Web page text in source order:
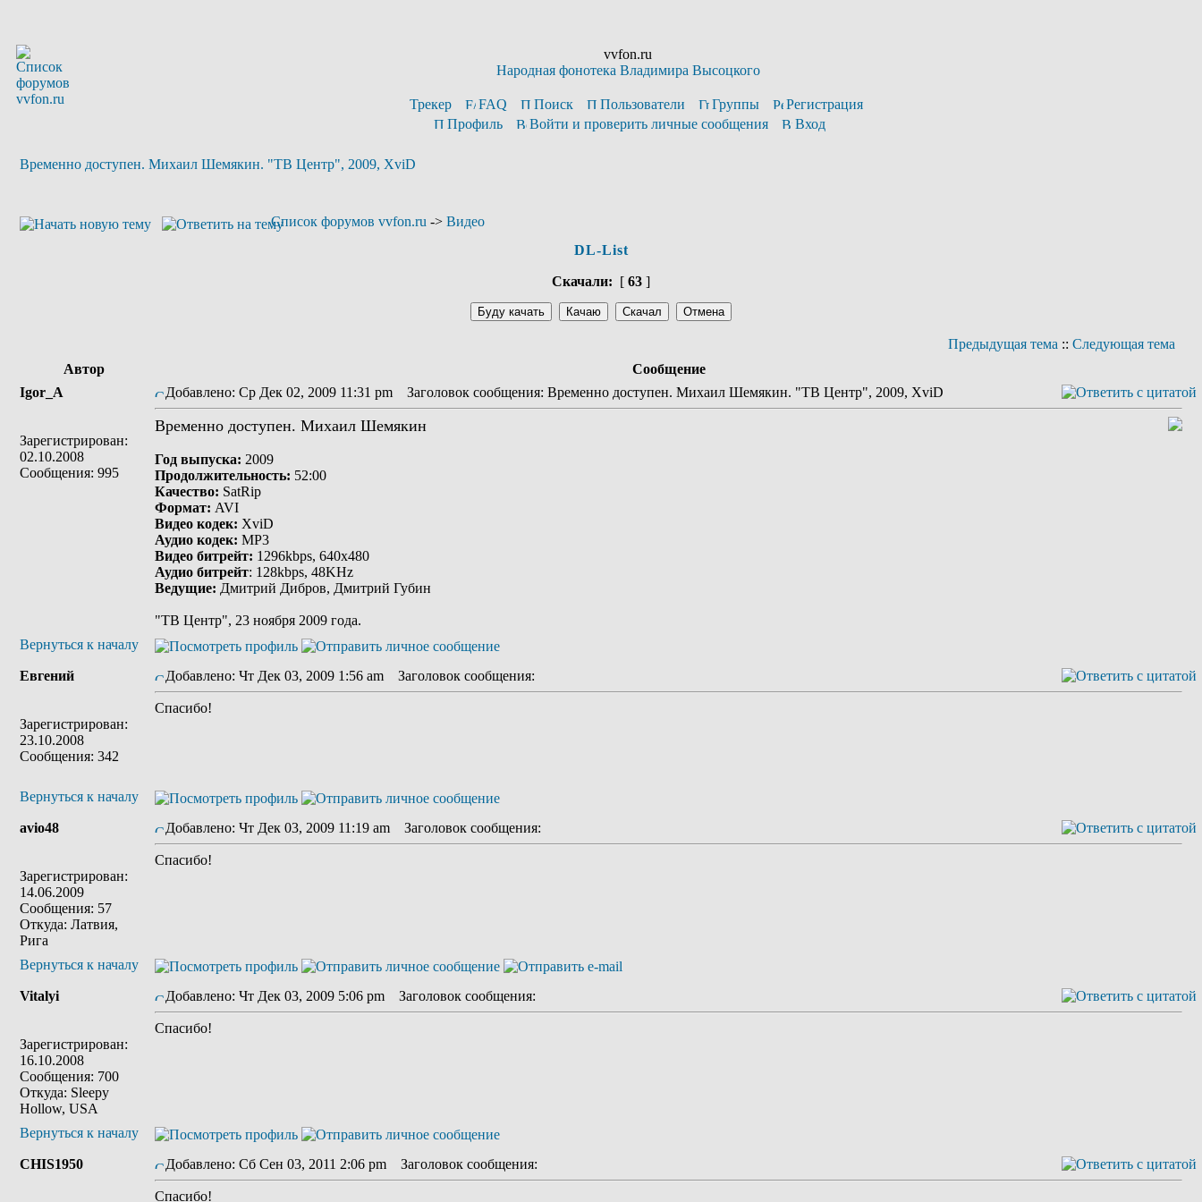
vvfon.ru
Народная фонотека Владимира Высоцкого
Трекер FAQ Поиск Пользователи Группы
Регистрация
Профиль
Войти и проверить личные сообщения Вход
Временно доступен. Михаил Шемякин. "ТВ Центр", 2009, XviD
Список форумов vvfon.ru -> Видео
DL-List
Скачали: [ 63 ]
Предыдущая тема :: Следующая тема
Автор
Сообщение
Igor_A
Зарегистрирован:
02.10.2008
Сообщения: 995
Добавлено: Ср Дек 02, 2009 11:31 pm Заголовок сообщения: Временно доступен. Михаил Шемякин. "ТВ Центр", 2009, XviD
Временно доступен. Михаил Шемякин
Год выпуска: 2009
Продолжительность: 52:00
Качество: SatRip
Формат: AVI
Видео кодек: XviD
Аудио кодек: MP3
Видео битрейт: 1296kbps, 640х480
Аудио битрейт: 128kbps, 48KHz
Ведущие: Дмитрий Дибров, Дмитрий Губин
"ТВ Центр", 23 ноября 2009 года.
Вернуться к началу
Евгений
Зарегистрирован:
23.10.2008
Сообщения: 342
Добавлено: Чт Дек 03, 2009 1:56 am Заголовок сообщения:
Спасибо!
Вернуться к началу
avio48
Зарегистрирован:
14.06.2009
Сообщения: 57
Откуда: Латвия,
Рига
Добавлено: Чт Дек 03, 2009 11:19 am Заголовок сообщения:
Спасибо!
Вернуться к началу
Vitalyi
Зарегистрирован:
16.10.2008
Сообщения: 700
Откуда: Sleepy
Hollow, USA
Добавлено: Чт Дек 03, 2009 5:06 pm Заголовок сообщения:
Спасибо!
Вернуться к началу
CHIS1950 Добавлено: Сб Сен 03, 2011 2:06 pm Заголовок сообщения:
Спасибо!